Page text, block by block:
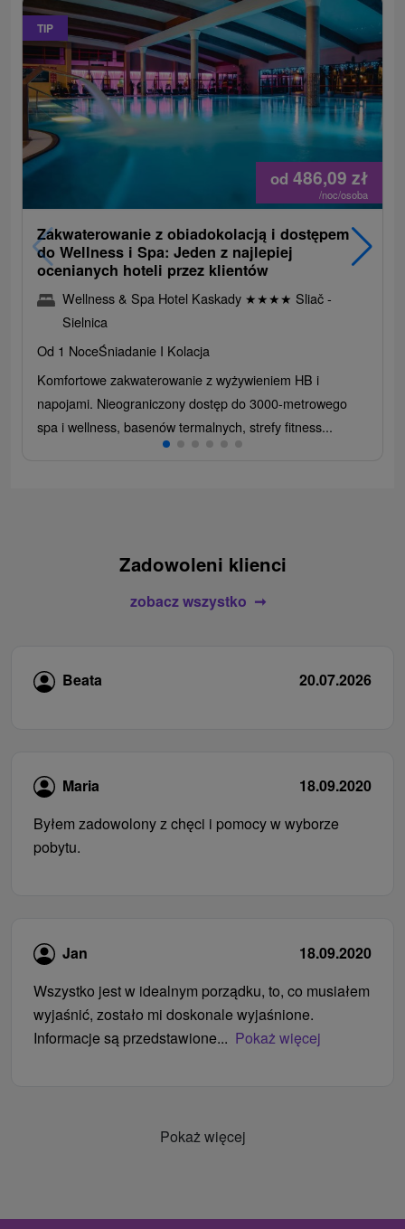
TIP
od 486,09 zł
/noc/osoba
Zakwaterowanie z obiadokolacją i dostępem
do Wellness i Spa: Jeden z najlepiej
ocenianych hoteli przez klientów
Wellness & Spa Hotel Kaskady ★★★★ Sliač -
Sielnica
Od 1 NoceŚniadanie I Kolacja
Komfortowe zakwaterowanie z wyżywieniem HB i
napojami. Nieograniczony dostęp do 3000-metrowego
spa i wellness, basenów termalnych, strefy fitness...
Zadowoleni klienci
zobacz wszystko
Beata 20.07.2026
Maria
18.09.2020
Byłem zadowolony z chęci i pomocy w wyborze
pobytu.
Jan
18.09.2020
Wszystko jest w idealnym porządku, to, co musiałem
wyjaśnić, zostało mi doskonale wyjaśnione.
Informacje są przedstawione... Pokaż więcej
Pokaż więcej